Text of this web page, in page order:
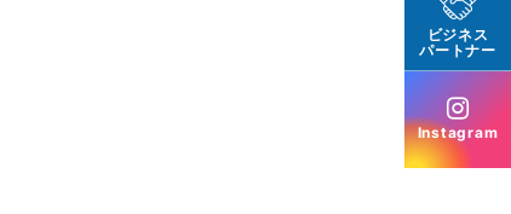
ビジネス
パートナー
Instagram